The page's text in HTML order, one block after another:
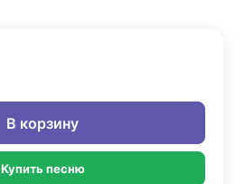
В корзину
Купить песню